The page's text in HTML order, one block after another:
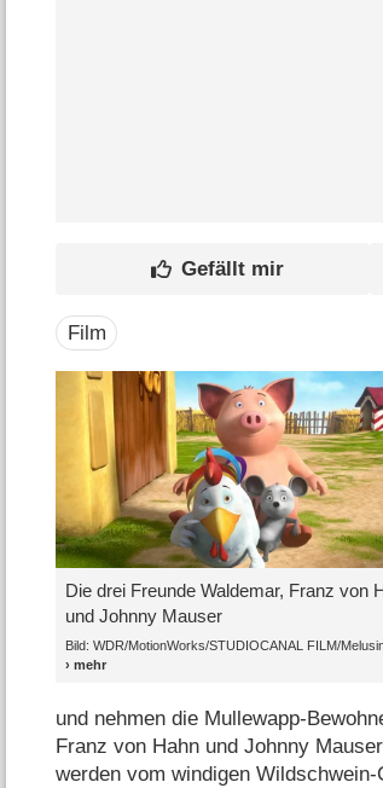
Film
Die drei Freunde Waldemar, Franz von
und Johnny Mauser
Bild: WDR/​MotionWorks/​STUDIOCANAL FILM/​
und nehmen die Mullewapp-
Franz von Hahn und Johnny
werden vom windigen